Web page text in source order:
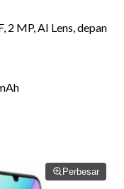
2 MP, AI Lens, depan
Perbesar